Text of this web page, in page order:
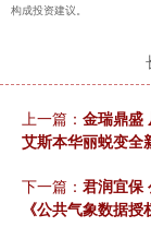
构成投资建议。
上一篇： 金瑞鼎盛
艾斯本华丽蜕变全
下一篇： 君润宜保
《公共气象数据